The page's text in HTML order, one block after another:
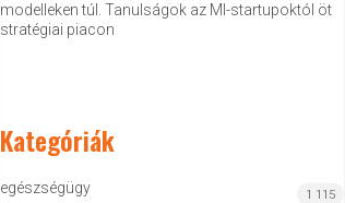
modelleken túl. Tanulságok az MI-startupoktól öt
stratégiai piacon
Kategóriák
egészségügy 1 115